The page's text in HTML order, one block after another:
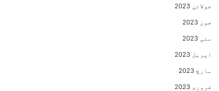
جولائی 2023
جون 2023
مئی 2023
اپریل 2023
مارچ 2023
فروری 2023